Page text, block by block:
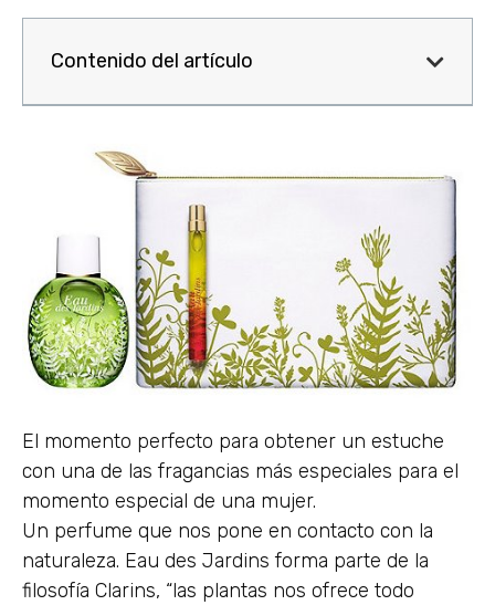
Contenido del artículo
El momento perfecto para obtener un estuche
con una de las fragancias más especiales para el
momento especial de una mujer.
Un perfume que nos pone en contacto con la
naturaleza. Eau des Jardins forma parte de la
filosofía Clarins, “las plantas nos ofrece todo